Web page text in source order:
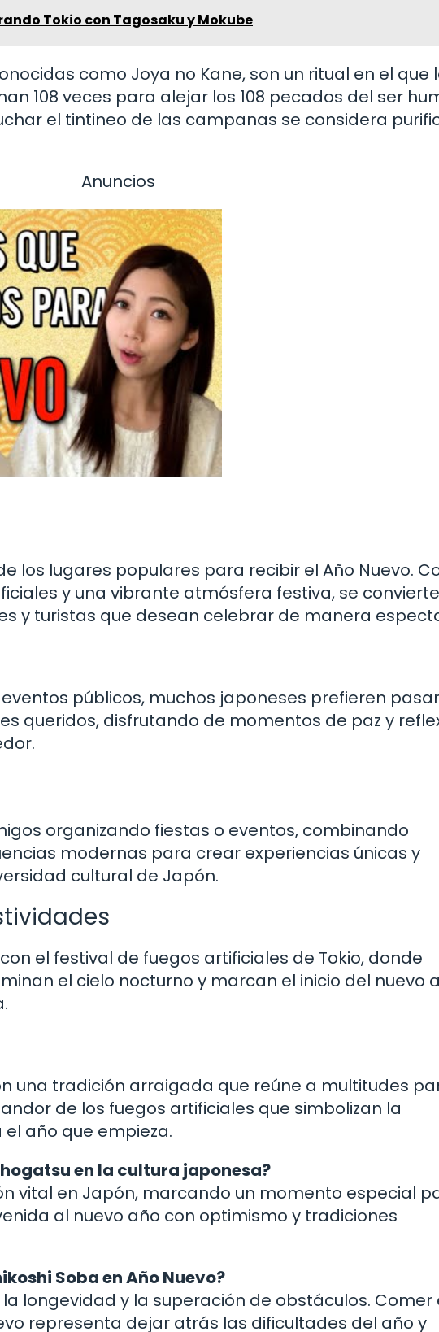
Tokio con Tagosaku y Mokube
como Joya no Kane, son un ritual en el que
108 veces para alejar los 108 pecados del ser
el tintineo de las campanas se considera
Anuncios
los lugares populares para recibir el Año Nuevo.
y una vibrante atmósfera festiva, se
y turistas que desean celebrar de manera
públicos, muchos japoneses prefieren
queridos, disfrutando de momentos de paz y
organizando fiestas o eventos, combinando
modernas para crear experiencias únicas y
cultural de Japón.
el festival de fuegos artificiales de Tokio, donde
el cielo nocturno y marcan el inicio del nuevo
una tradición arraigada que reúne a multitudes
de los fuegos artificiales que simbolizan la
año que empieza.
en la cultura japonesa?
vital en Japón, marcando un momento especial
al nuevo año con optimismo y tradiciones
Soba en Año Nuevo?
la longevidad y la superación de obstáculos. Comer
representa dejar atrás las dificultades del año y